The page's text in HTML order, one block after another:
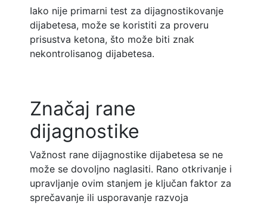
Iako nije primarni test za dijagnostikovanje
dijabetesa, može se koristiti za proveru
prisustva ketona, što može biti znak
nekontrolisanog dijabetesa.
Značaj rane
dijagnostike
Važnost rane dijagnostike dijabetesa se ne
može se dovoljno naglasiti. Rano otkrivanje i
upravljanje ovim stanjem je ključan faktor za
sprečavanje ili usporavanje razvoja